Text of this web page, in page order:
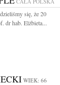
się, że 20
dr hab. Elżbieta...
WIEK: 66